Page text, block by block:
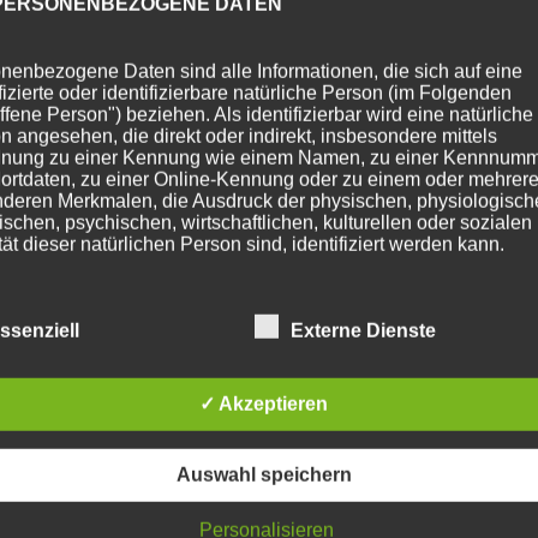
Daten sind alle Informationen, die sich auf eine
oder identifizierbare natürliche Person (im Folgenden
Person") beziehen. Als identifizierbar wird eine natürliche
angesehen, die direkt oder indirekt, insbesondere mittels
zu einer Kennung wie einem Namen, zu einer
zu einer Online-Kennung oder zu einem oder
Merkmalen, die Ausdruck der physischen,
psychischen, wirtschaftlichen, kulturellen oder sozialen
dieser natürlichen Person sind, identifiziert werden kann.
PERSON
deren personenbezogene Daten von dem für die Verarbeitung
verarbeitet werden.
Externe Dienste
✓ Akzeptieren
Auswahl speichern
Personalisieren